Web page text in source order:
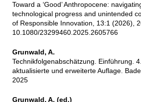
Toward a ‘Good’ Anthropocene:
technological progress and unintended
of Responsible Innovation, 13:1 (2026),
10.1080/23299460.2025.2605766
Grunwald, A.
Technikfolgenabschätzung. Einführung.
aktualisierte und erweiterte Auflage.
2025
Grunwald, A. (ed.)